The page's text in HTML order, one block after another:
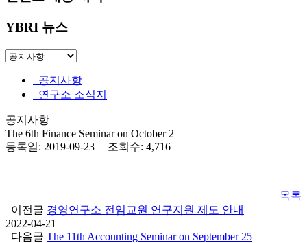
YBRI 뉴스
공지사항
연구소 소식지
공지사항
The 6th Finance Seminar on October 2
등록일: 2019-09-23 | 조회수: 4,716
목록
이전글 경영연구소 전임교원 연구지원 제도 안내
2022-04-21
다음글 The 11th Accounting Seminar on September 25